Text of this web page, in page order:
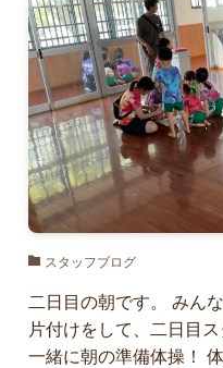
スタッフブログ
二日目の朝です。 みん
片付けをして、二日目
一緒に朝の準備体操！